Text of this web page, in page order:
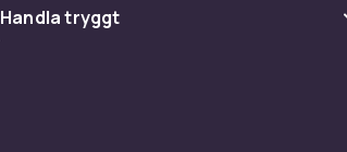
Handla tryggt